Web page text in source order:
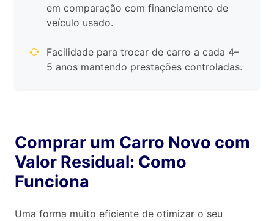
em comparação com financiamento de
veículo usado.
Facilidade para trocar de carro a cada 4–
5 anos mantendo prestações controladas.
Comprar um Carro Novo com
Valor Residual: Como
Funciona
Uma forma muito eficiente de otimizar o seu